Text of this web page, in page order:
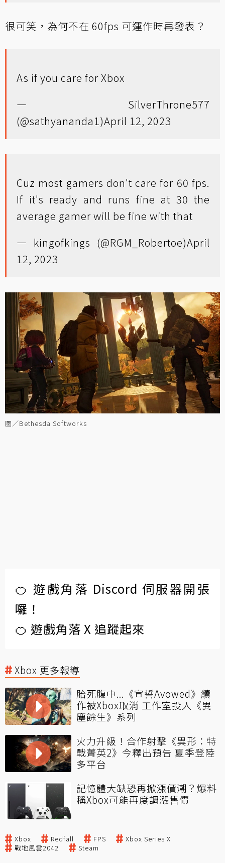
很可笑，為何不在 60fps 可運作時再發表？
As if you care for Xbox
— SilverThrone577
(@sathyananda1)April 12, 2023
Cuz most gamers don't care for 60 fps.
If it's ready and runs fine at 30 the
average gamer will be fine with that
— kingofkings (@RGM_Robertoe)April
12, 2023
圖／Bethesda Softworks
🍊 遊戲角落 Discord 伺服器開張
囉！
🍊 遊戲角落 X 追蹤起來
Xbox 更多報導
胎死腹中...《宣誓Avowed》續
作被Xbox取消 工作室投入《異
塵餘生》系列
火力升級！合作射擊《異形：特
戰菁英2》今釋出預告 夏季登陸
多平台
記憶體大缺恐再掀漲價潮？爆料
稱Xbox可能再度調漲售價
Xbox Redfall FPS
Xbox Series X
戰地風雲2042
Steam